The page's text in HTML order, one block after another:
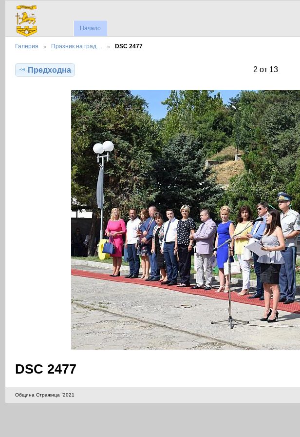
Начало
Галерия Празник на град… DSC 2477
Предходна 2 от 13
DSC 2477
Община Стражица `2021